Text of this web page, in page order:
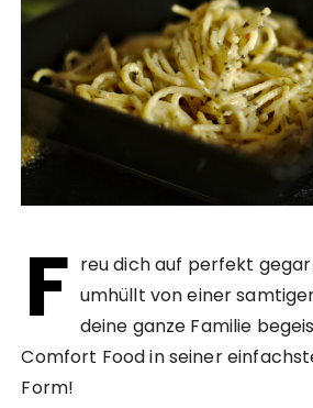
F reu dich auf perfekt
umhüllt von einer
deine ganze Familie
Comfort Food in seiner
Form!